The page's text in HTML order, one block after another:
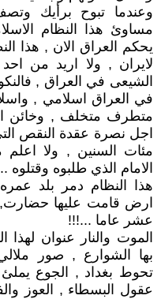
وعندما تبوح برأيك
مساوئ هذا النظام
يحكم العراق الان , هذا
لايران , ولا اريد من
الشيعى في العراق ,
في العراق اسلامي ,
متطرف متخلف , وخائن
اجل نصرة عقدة النقص
مئات السنين , ولا اعلم
الامام الذي طلبوه وقتلوه
هذا النظام دمر بلد
ارض قامت عليها
عشر عاما ...!!!
الموت والنار عنوان
بها الشوارع , صور ملالي
تحوط بغداد , الجوع
عقول البسطاء , العوز